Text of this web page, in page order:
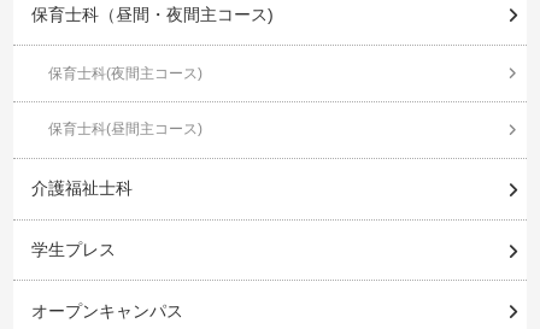
保育士科（昼間・夜間主コース)
保育士科(夜間主コース)
保育士科(昼間主コース)
介護福祉士科
学生プレス
オープンキャンパス